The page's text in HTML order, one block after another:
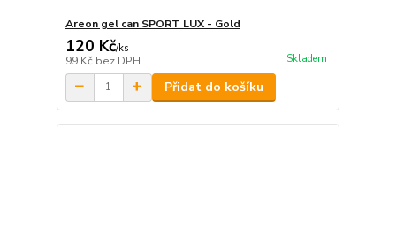
Areon gel can SPORT LUX - Gold
120 Kč/ks
99 Kč bez DPH Skladem
Přidat do košíku